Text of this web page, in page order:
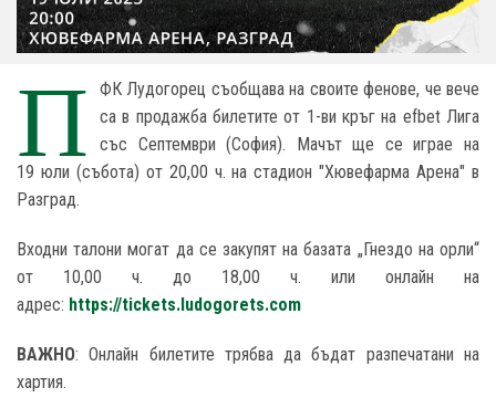
П
ФК Лудогорец съобщава на своите фенове, че вече
са в продажба билетите от 1-ви кръг на efbet Лига
със Септември(София). Мачът ще се играе на
19 юли (събота) от 20,00 ч. на стадион "Хювефарма Арена" в
Разград.
Входни талони могат да се закупят на базата „Гнездо на орли“
от 10,00 ч. до 18,00 ч. или онлайн на
адрес: https://tickets.ludogorets.com
ВАЖНО: Онлайн билетите трябва да бъдат разпечатани на
хартия.